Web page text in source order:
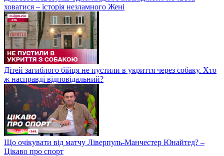
ховатися – історія незламного Жені
Дітей загиблого бійця не пустили в укриття через собаку. Хто
ж насправді відповідальний?
Що очікувати від матчу Ліверпуль-Манчестер Юнайтед? –
Цікаво про спорт